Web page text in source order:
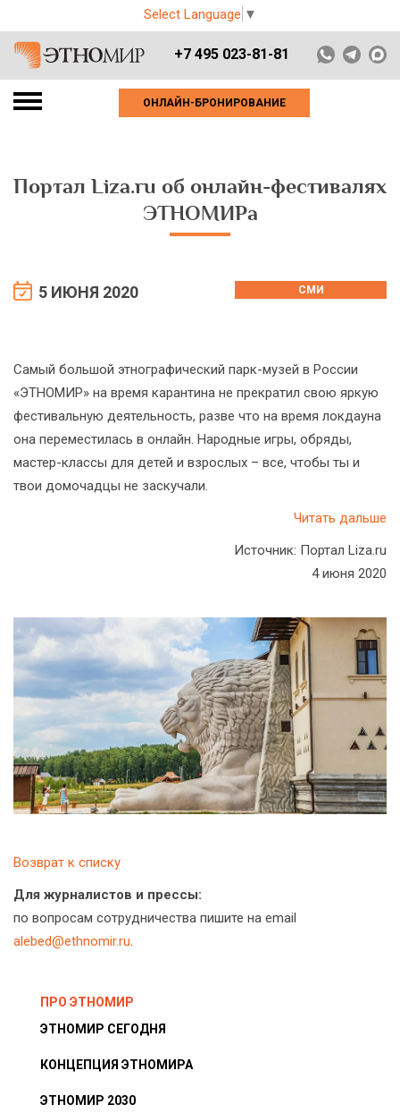
Select Language ▼
+7 495 023-81-81
ОНЛАЙН-БРОНИРОВАНИЕ
Портал Liza.ru об онлайн-фестивалях
ЭТНОМИРа
5 ИЮНЯ 2020 СМИ
Самый большой этнографический парк-музей в России
«ЭТНОМИР» на время карантина не прекратил свою яркую
фестивальную деятельность, разве что на время локдауна
она переместилась в онлайн. Народные игры, обряды,
мастер-классы для детей и взрослых – все, чтобы ты и
твои домочадцы не заскучали.
Читать дальше
Источник: Портал Liza.ru
4 июня 2020
Возврат к списку
Для журналистов и прессы:
по вопросам сотрудничества пишите на email
alebed@ethnomir.ru.
ПРО ЭТНОМИР
ЭТНОМИР СЕГОДНЯ
КОНЦЕПЦИЯ ЭТНОМИРА
ЭТНОМИР 2030